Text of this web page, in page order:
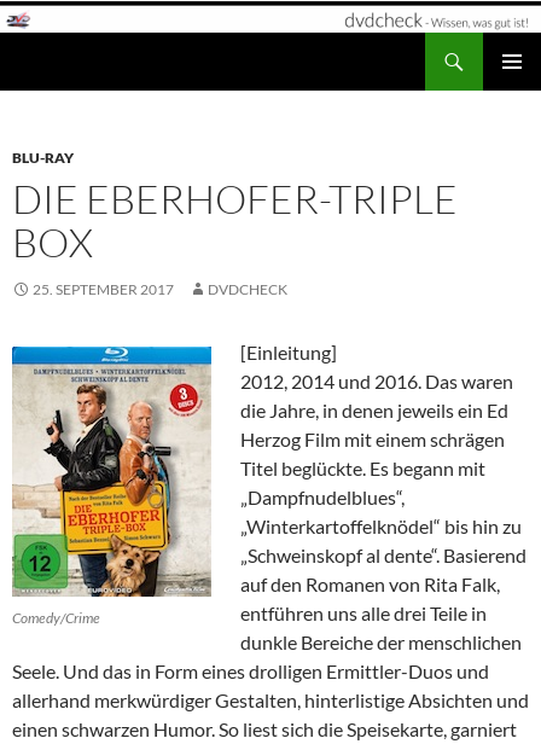
Zum
BLU-RAY
DIE EBERHOFER-TRIPLE
BOX
25. SEPTEMBER 2017 DVDCHECK
Comedy/Crime
[Einleitung]
2012, 2014 und 2016. Das waren
die Jahre, in denen jeweils ein Ed
Herzog Film mit einem schrägen
Titel beglückte. Es begann mit
„Dampfnudelblues“,
„Winterkartoffelknödel“ bis hin zu
„Schweinskopf al dente“. Basierend
auf den Romanen von Rita Falk,
entführen uns alle drei Teile in
dunkle Bereiche der menschlichen
Seele. Und das in Form eines drolligen Ermittler-Duos und
allerhand merkwürdiger Gestalten, hinterlistige Absichten und
einen schwarzen Humor. So liest sich die Speisekarte, garniert